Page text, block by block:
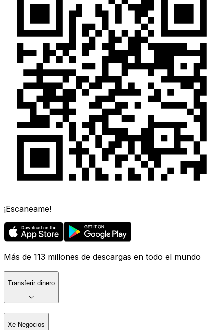
¡Escaneame!
Más de 113 millones de descargas en todo el mundo
Transferir dinero
Xe Negocios